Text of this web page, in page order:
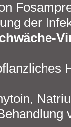
der